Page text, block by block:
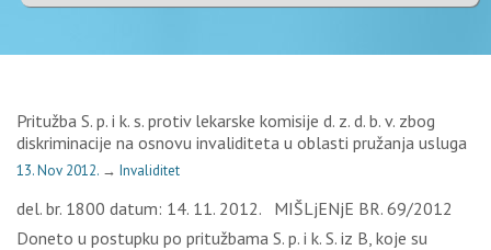
Pritužba S. p. i k. s. protiv lekarske komisije d. z. d. b. v. zbog
diskriminacije na osnovu invaliditeta u oblasti pružanja usluga
13. Nov 2012. → Invaliditet
del. br. 1800 datum: 14. 11. 2012. MIŠLjENjE BR. 69/2012
Doneto u postupku po pritužbama S. p. i k. S. iz B, koje su